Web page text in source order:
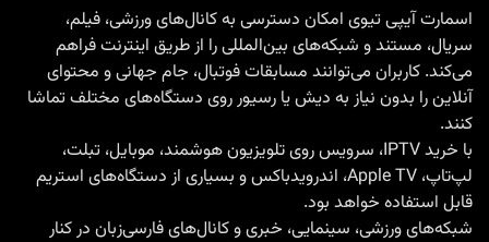
تماشای
IPTV
اسمارت آیپی تیوی امکان دسترسی به کانال‌های ورزشی، فیلم،
سریال، مستند و شبکه‌های بین‌المللی را از طریق اینترنت فراهم
می‌کند. کاربران می‌توانند مسابقات فوتبال، جام جهانی و محتوای
آنلاین را بدون نیاز به دیش یا رسیور روی دستگاه‌های مختلف تماشا
کنند.
با خرید IPTV
، سرویس روی تلویزیون هوشمند، موبایل، تبلت،
لپ‌تاپ، Apple TV، اندرویدباکس و بسیاری از دستگاه‌های استریم
قابل استفاده خواهد بود.
شبکه‌های ورزشی، سینمایی، خبری و کانال‌های فارسی‌زبان در کنار